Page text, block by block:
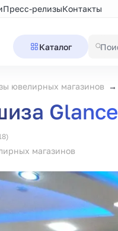
Пресс-релизыКонтакты
Каталог
ювелирных магазинов
Glance
магазинов